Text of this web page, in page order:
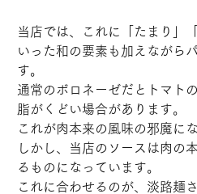
当店では、これに「たまり」
いった和の要素も加えながら
す。
通常のボロネーゼだとトマト
脂がくどい場合があります。
これが肉本来の風味の邪魔に
しかし、当店のソースは肉の
るものになっています。
これに合わせるのが、淡路麺